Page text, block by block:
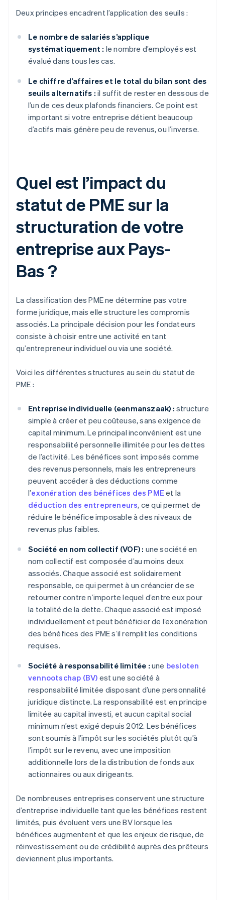
Deux principes encadrent l’application des seuils :
Le nombre de salariés s’applique
systématiquement : le nombre d’employés est
évalué dans tous les cas.
Le chiffre d’affaires et le total du bilan sont des
seuils alternatifs : il suffit de rester en dessous de
l’un de ces deux plafonds financiers. Ce point est
important si votre entreprise détient beaucoup
d’actifs mais génère peu de revenus, ou l’inverse.
Quel est l’impact du
statut de PME sur la
structuration de votre
entreprise aux Pays-
Bas ?
La classification des PME ne détermine pas votre
forme juridique, mais elle structure les compromis
associés. La principale décision pour les fondateurs
consiste à choisir entre une activité en tant
qu’entrepreneur individuel ou via une société.
Voici les différentes structures au sein du statut de
PME :
Entreprise individuelle (eenmanszaak) : structure
simple à créer et peu coûteuse, sans exigence de
capital minimum. Le principal inconvénient est une
responsabilité personnelle illimitée pour les dettes
de l’activité. Les bénéfices sont imposés comme
des revenus personnels, mais les entrepreneurs
peuvent accéder à des déductions comme
l’exonération des bénéfices des PMEet la
déduction des entrepreneurs, ce qui permet de
réduire le bénéfice imposable à des niveaux de
revenus plus faibles.
Société en nom collectif (VOF) : une société en
nom collectif est composée d’au moins deux
associés. Chaque associé est solidairement
responsable, ce qui permet à un créancier de se
retourner contre n’importe lequel d’entre eux pour
la totalité de la dette. Chaque associé est imposé
individuellement et peut bénéficier de l’exonération
des bénéfices des PME s’il remplit les conditions
requises.
Société à responsabilité limitée : une besloten
vennootschap (BV) est une société à
responsabilité limitée disposant d’une personnalité
juridique distincte. La responsabilité est en principe
limitée au capital investi, et aucun capital social
minimum n’est exigé depuis 2012. Les bénéfices
sont soumis à l’impôt sur les sociétés plutôt qu’à
l’impôt sur le revenu, avec une imposition
additionnelle lors de la distribution de fonds aux
actionnaires ou aux dirigeants.
De nombreuses entreprises conservent une structure
d’entreprise individuelle tant que les bénéfices restent
limités, puis évoluent vers une BV lorsque les
bénéfices augmentent et que les enjeux de risque, de
réinvestissement ou de crédibilité auprès des prêteurs
deviennent plus importants.